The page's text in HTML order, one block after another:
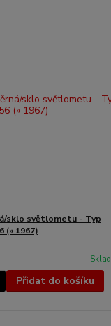
sklo světlometu - Typ
(» 1967)
Přidat do košíku